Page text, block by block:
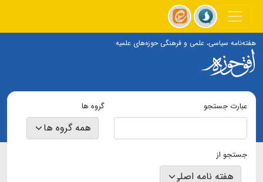
هفته‌نامه سیاسی، علمی و فرهنگی حوزه‌های علمیه
عبارت جستجو گروه ها
جستجو از